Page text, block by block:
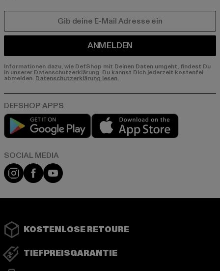
ANMELDEN
Informationen dazu, wie DefShop mit Deinen Daten umgeht, findest Du
in unserer Datenschutzerklärung. Du kannst Dich jederzeit kostenfei
abmelden. Datenschutzerklärung lesen.
Play market
Instagram
FacebookYouTube
KOSTENLOSE RETOURE
TIEFPREISGARANTIE